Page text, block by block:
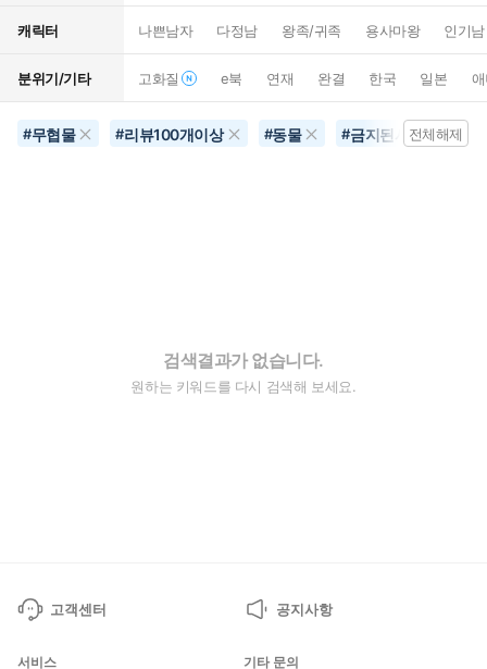
캐릭터 나쁜남자 다정남 왕족/귀족 용사마왕 인기남
분위기/기타 고화질 e북 연재 완결 한국 일본
#무협물 #리뷰100개이상 #동물 #금지된사랑전체해제
검색결과가 없습니다.
원하는 키워드를 다시 검색해 보세요.
고객센터 공지사항
서비스 기타 문의